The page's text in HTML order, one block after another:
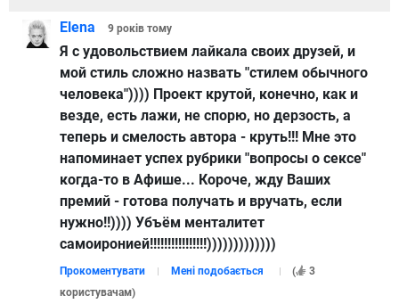
Elena 9 років тому
Я с удовольствием лайкала своих друзей, и
мой стиль сложно назвать "стилем обычного
человека")))) Проект крутой, конечно, как и
везде, есть лажи, не спорю, но дерзость, а
теперь и смелость автора - круть!!! Мне это
напоминает успех рубрики "вопросы о сексе"
когда-то в Афише... Короче, жду Ваших
премий - готова получать и вручать, если
нужно!!)))) Убъём менталитет
самоиронией!!!!!!!!!!!!!!!!)))))))))))))
Прокоментувати Мені подобається (
3
користувачам)